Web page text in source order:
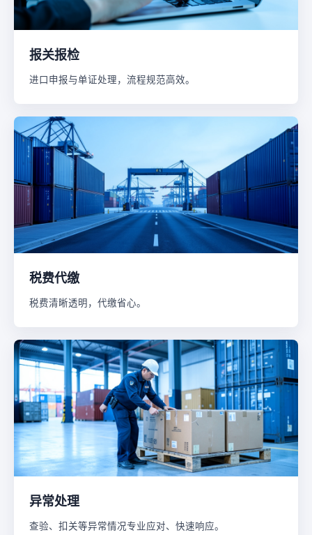
报关报检
进口申报与单证处理，流程规范高效。
税费代缴
税费清晰透明，代缴省心。
异常处理
查验、扣关等异常情况专业应对、快速响应。